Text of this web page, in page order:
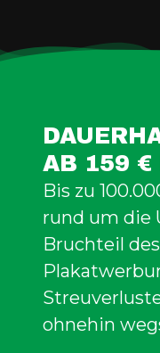
AB 159 €
Bis zu
rund um die
Bruchteil
ohnehin